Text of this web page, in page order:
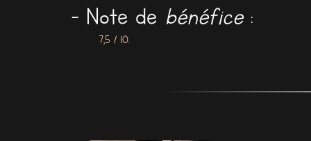
- Note de bénéfice:
7,5 / 10.